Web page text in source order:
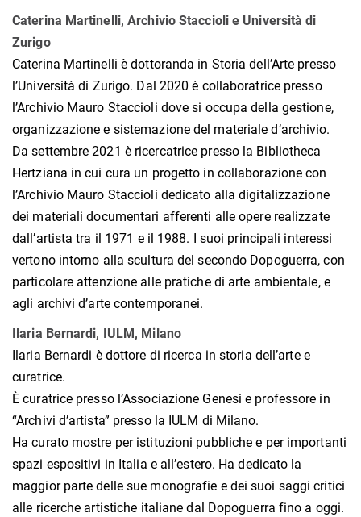
Caterina Martinelli, Archivio Staccioli e Università di
Zurigo
Caterina Martinelli è dottoranda in Storia dell’Arte presso
l’Università di Zurigo. Dal 2020 è collaboratrice presso
l’Archivio Mauro Staccioli dove si occupa della gestione,
organizzazione e sistemazione del materiale d’archivio.
Da settembre 2021 è ricercatrice presso la Bibliotheca
Hertziana in cui cura un progetto in collaborazione con
l’Archivio Mauro Staccioli dedicato alla digitalizzazione
dei materiali documentari afferenti alle opere realizzate
dall’artista tra il 1971 e il 1988. I suoi principali interessi
vertono intorno alla scultura del secondo Dopoguerra, con
particolare attenzione alle pratiche di arte ambientale, e
agli archivi d’arte contemporanei.
Ilaria Bernardi, IULM, Milano
Ilaria Bernardi è dottore di ricerca in storia dell’arte e
curatrice.
È curatrice presso l’Associazione Genesi e professore in
“Archivi d’artista” presso la IULM di Milano.
Ha curato mostre per istituzioni pubbliche e per importanti
spazi espositivi in Italia e all’estero. Ha dedicato la
maggior parte delle sue monografie e dei suoi saggi critici
alle ricerche artistiche italiane dal Dopoguerra fino a oggi.